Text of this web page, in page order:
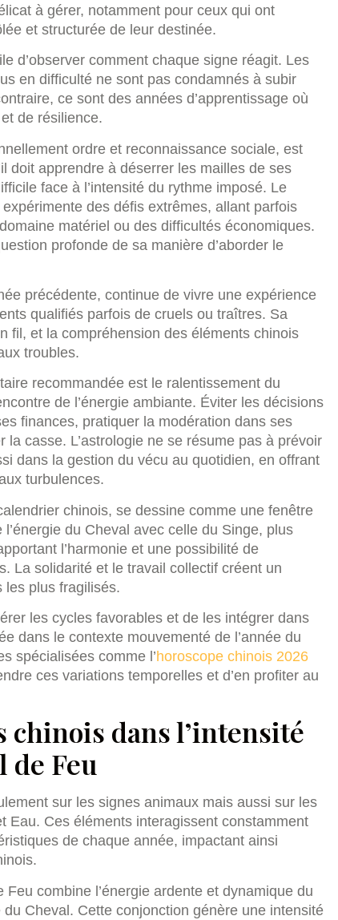
à gérer, notamment pour ceux qui ont
et structurée de leur destinée.
d’observer comment chaque signe réagit. Les
en difficulté ne sont pas condamnés à subir
ce sont des années d’apprentissage où
de résilience.
ordre et reconnaissance sociale, est
doit apprendre à déserrer les mailles de ses
face à l’intensité du rythme imposé. Le
des défis extrêmes, allant parfois
matériel ou des difficultés économiques.
profonde de sa manière d’aborder le
précédente, continue de vivre une expérience
qualifiés parfois de cruels ou traîtres. Sa
fil, et la compréhension des éléments chinois
troubles.
recommandée est le ralentissement du
de l’énergie ambiante. Éviter les décisions
finances, pratiquer la modération dans ses
casse. L’astrologie ne se résume pas à prévoir
dans la gestion du vécu au quotidien, en offrant
turbulences.
chinois, se dessine comme une fenêtre
du Cheval avec celle du Singe, plus
l’harmonie et une possibilité de
La solidarité et le travail collectif créent un
les plus fragilisés.
les cycles favorables et de les intégrer dans
dans le contexte mouvementé de l’année du
spécialisées comme l’horoscope chinois 2026
ces variations temporelles et d’en profiter au
chinois dans l’intensité
de Feu
sur les signes animaux mais aussi sur les
Eau. Ces éléments interagissent constamment
de chaque année, impactant ainsi
Feu combine l’énergie ardente et dynamique du
Cheval. Cette conjonction génère une intensité